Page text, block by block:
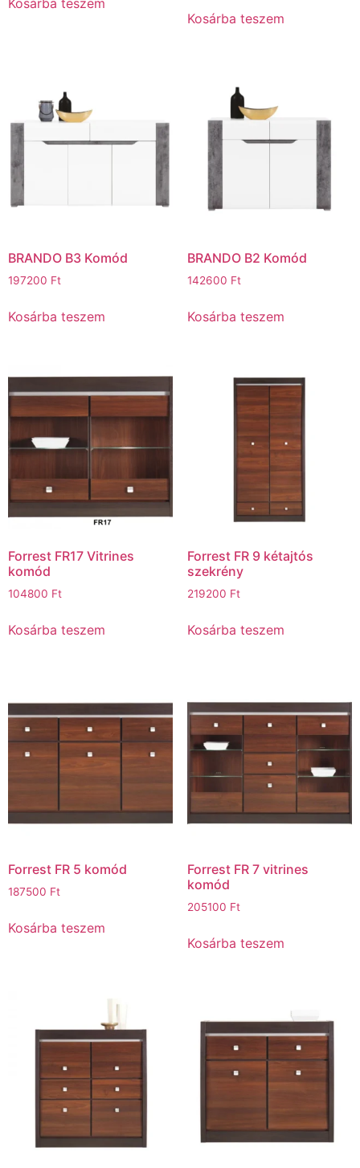
Kosárba teszem
BRANDO B3 Komód
197200 Ft
Kosárba teszem
BRANDO B2 Komód
142600 Ft
Kosárba teszem
Forrest FR17 Vitrines
komód
104800 Ft
Kosárba teszem
Forrest FR 9 kétajtós
szekrény
219200 Ft
Kosárba teszem
Forrest FR 5 komód
187500 Ft
Kosárba teszem
Forrest FR 7 vitrines
komód
205100 Ft
Kosárba teszem